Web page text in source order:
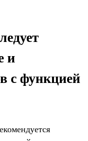
и
с функцией